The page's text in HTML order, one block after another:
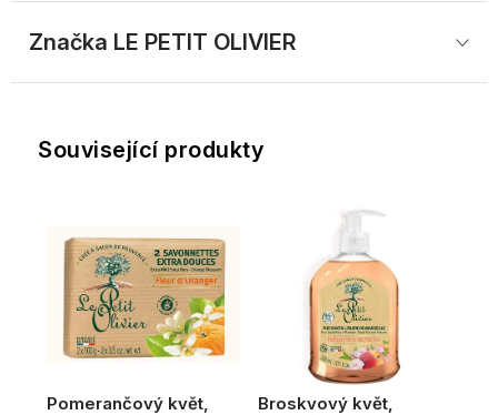
Značka LE PETIT OLIVIER
Související produkty
Pomerančový květ,
Broskvový květ,